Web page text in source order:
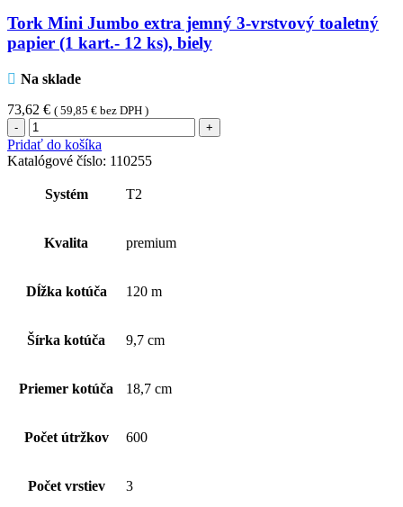
Tork Mini Jumbo extra jemný 3-vrstvový toaletný
papier (1 kart.- 12 ks), biely
Na sklade
73,62 € ( 59,85 € bez DPH )
množstvo
Tork
Mini
Jumbo
extra
jemný
vrstvový
(1
ks),
Pridať do košíka
Katalógové číslo: 110255
Systém T2
Kvalita premium
Dĺžka kotúča 120 m
Šírka kotúča 9,7 cm
Priemer kotúča 18,7 cm
Počet útržkov 600
Počet vrstiev 3